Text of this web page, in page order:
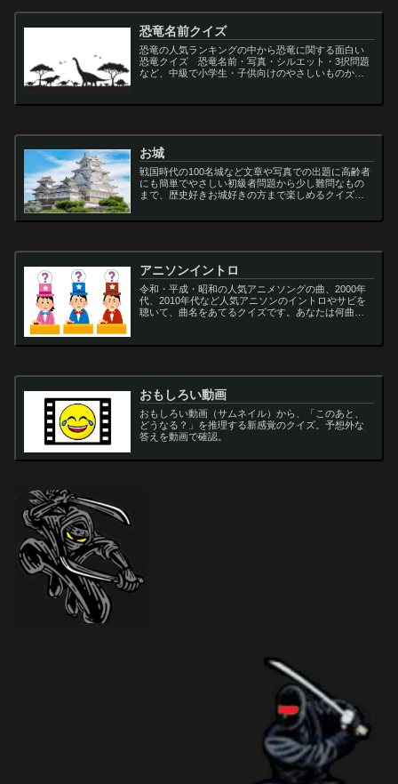
恐竜名前クイズ
恐竜の人気ランキングの中から恐竜に関する面白い
恐竜クイズ 恐竜名前・写真・シルエット・3択問題
など、中級で小学生・子供向けのやさしいものから
サ...
お城
戦国時代の100名城など文章や写真での出題に高齢者
にも簡単でやさしい初級者問題から少し難問なもの
まで、歴史好きお城好きの方まで楽しめるクイズで
アニソンイントロ
令和・平成・昭和の人気アニメソングの曲、2000年
代、2010年代など人気アニソンのイントロやサビを
聴いて、曲名をあてるクイズです。あなたは何曲わ
おもしろい動画
おもしろい動画（サムネイル）から、「このあと、
どうなる？」を推理する新感覚のクイズ。予想外な
答えを動画で確認。